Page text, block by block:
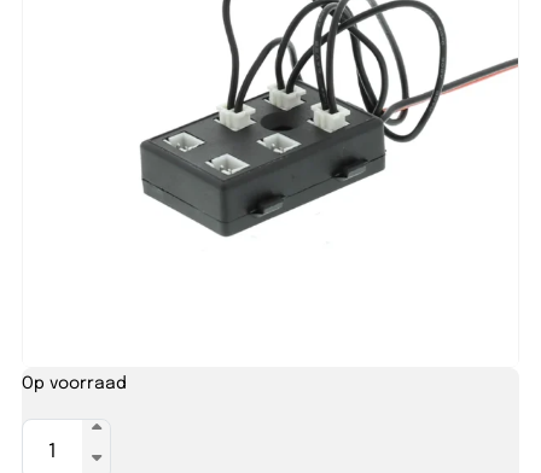
Op voorraad
Connectorkabel
voor